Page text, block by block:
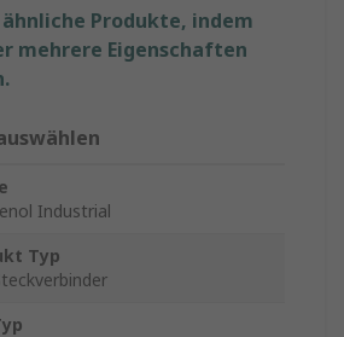
ähnliche Produkte, indem
mehrere Eigenschaften
Industrial
Typ